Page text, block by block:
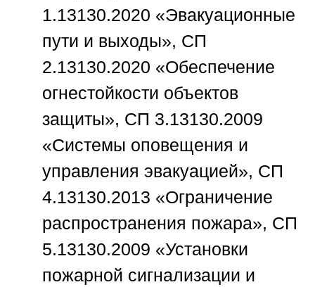
1.13130.2020 «Эвакуационные
пути и выходы», СП
2.13130.2020 «Обеспечение
огнестойкости объектов
защиты», СП 3.13130.2009
«Системы оповещения и
управления эвакуацией», СП
4.13130.2013 «Ограничение
распространения пожара», СП
5.13130.2009 «Установки
пожарной сигнализации и